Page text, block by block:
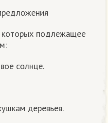
которых подлежащее
солнце.
деревьев.